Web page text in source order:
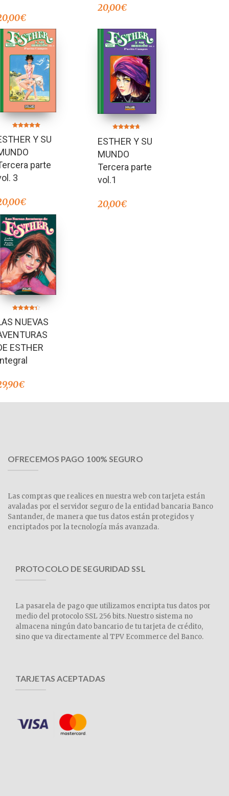
€
20,00€
5.00
de 5
Y SU
parte
3
€
4.60
de 5
ESTHER Y SU
MUNDO
Tercera parte
vol.1
20,00€
4.33
de 5
NUEVAS
ESTHER
€
OFRECEMOS PAGO 100% SEGURO
Las compras que realices en nuestra web con tarjeta están
avaladas por el servidor seguro de la entidad bancaria Banco
Santander, de manera que tus datos están protegidos y
encriptados por la tecnología más avanzada.
PROTOCOLO DE SEGURIDAD SSL
La pasarela de pago que utilizamos encripta tus datos por
medio del protocolo SSL 256 bits. Nuestro sistema no
almacena ningún dato bancario de tu tarjeta de crédito,
sino que va directamente al TPV Ecommerce del Banco.
TARJETAS ACEPTADAS